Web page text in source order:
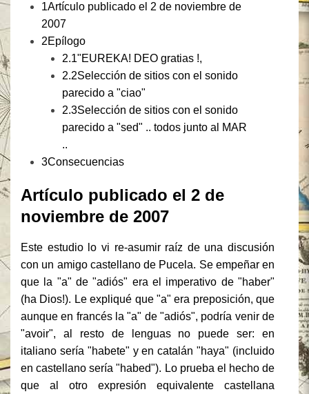
1Artículo publicado el 2 de noviembre de
2007
2Epílogo
2.1"EUREKA! DEO gratias !,
2.2Selección de sitios con el sonido
parecido a "ciao"
2.3Selección de sitios con el sonido
parecido a "sed" .. todos junto al MAR
..
3Consecuencias
Artículo publicado el 2 de
noviembre de 2007
Este estudio lo vi re-asumir raíz de una discusión
con un amigo castellano de Pucela. Se empeñar en
que la "a" de "adiós" era el imperativo de "haber"
(ha Dios!). Le expliqué que "a" era preposición, que
aunque en francés la "a" de "adiós", podría venir de
"avoir", al resto de lenguas no puede ser: en
italiano sería "habete" y en catalán "haya" (incluido
en castellano sería "habed"). Lo prueba el hecho de
que al otro expresión equivalente castellana